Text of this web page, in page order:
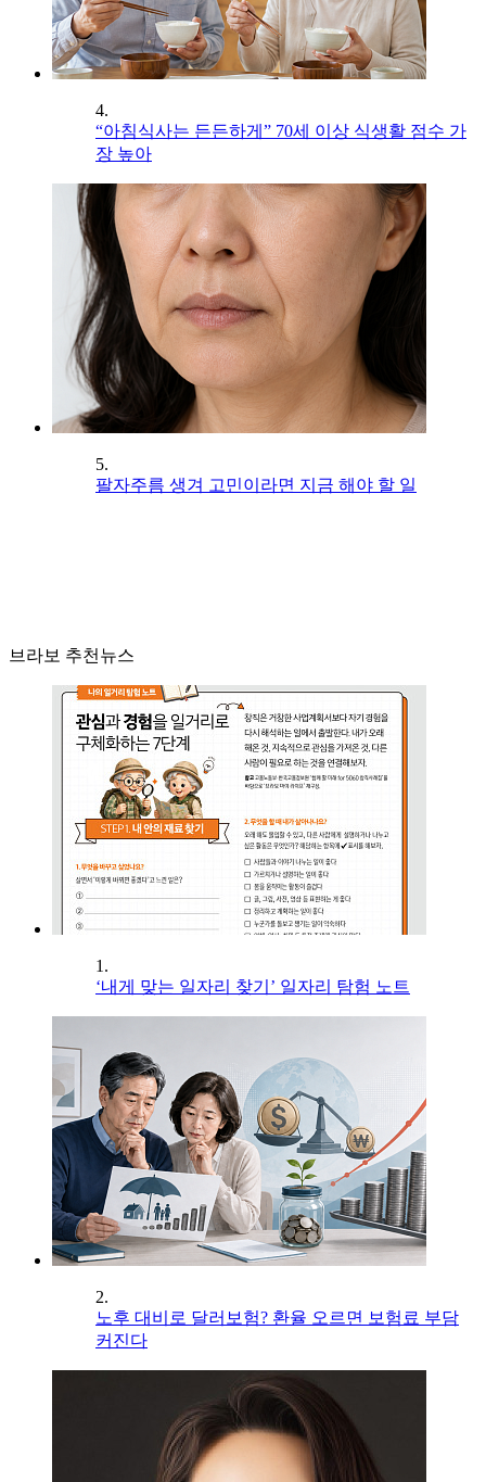
4.
“아침식사는 든든하게” 70세 이상 식생활 점수 가
장 높아
5.
팔자주름 생겨 고민이라면 지금 해야 할 일
브라보 추천뉴스
1.
‘내게 맞는 일자리 찾기’ 일자리 탐험 노트
2.
노후 대비로 달러보험? 환율 오르면 보험료 부담
커진다